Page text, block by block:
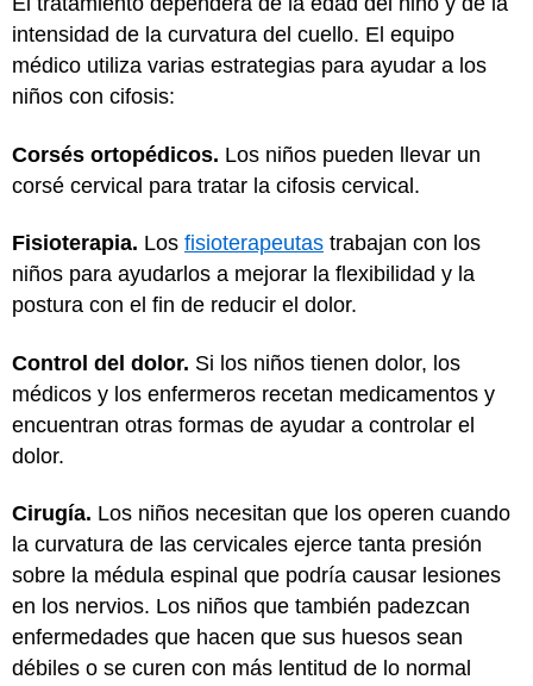
intensidad de la curvatura del cuello. El equipo
médico utiliza varias estrategias para ayudar a los
niños con cifosis:
Corsés ortopédicos. Los niños pueden llevar un
corsé cervical para tratar la cifosis cervical.
Fisioterapia. Los fisioterapeutas trabajan con los
niños para ayudarlos a mejorar la flexibilidad y la
postura con el fin de reducir el dolor.
Control del dolor. Si los niños tienen dolor, los
médicos y los enfermeros recetan medicamentos y
encuentran otras formas de ayudar a controlar el
dolor.
Cirugía. Los niños necesitan que los operen cuando
la curvatura de las cervicales ejerce tanta presión
sobre la médula espinal que podría causar lesiones
en los nervios. Los niños que también padezcan
enfermedades que hacen que sus huesos sean
débiles o se curen con más lentitud de lo normal